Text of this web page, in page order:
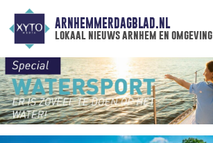
ARNHEMMERDAGBLAD.NL
lokaal nieuws arnhem en omgeving